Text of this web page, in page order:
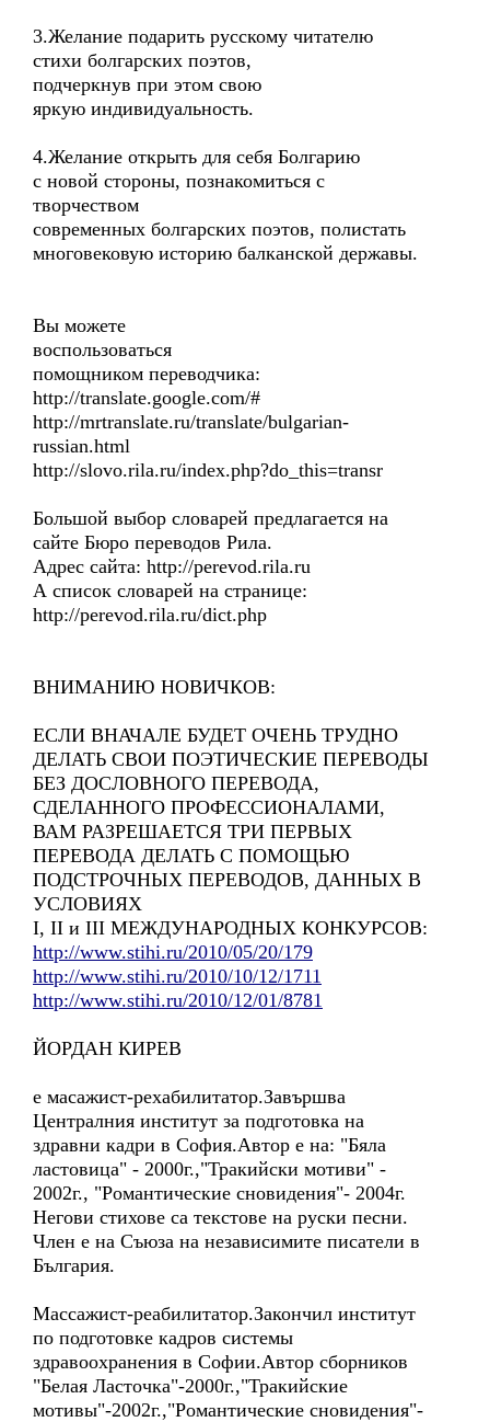
3.Желание подарить русскому читателю
стихи болгарских поэтов,
подчеркнув при этом свою
яркую индивидуальность.
4.Желание открыть для себя Болгарию
с новой стороны, познакомиться с
творчеством
современных болгарских поэтов, полистать
многовековую историю балканской державы.
Вы можете
воспользоваться
помощником переводчика:
http://translate.google.com/#
http://mrtranslate.ru/translate/bulgarian-
russian.html
http://slovo.rila.ru/index.php?do_this=transr
Большой выбор словарей предлагается на
сайте Бюро переводов Рила.
Адрес сайта: http://perevod.rila.ru
А список словарей на странице:
http://perevod.rila.ru/dict.php
ВНИМАНИЮ НОВИЧКОВ:
ЕСЛИ ВНАЧАЛЕ БУДЕТ ОЧЕНЬ ТРУДНО
ДЕЛАТЬ СВОИ ПОЭТИЧЕСКИЕ ПЕРЕВОДЫ
БЕЗ ДОСЛОВНОГО ПЕРЕВОДА,
СДЕЛАННОГО ПРОФЕССИОНАЛАМИ,
ВАМ РАЗРЕШАЕТСЯ ТРИ ПЕРВЫХ
ПЕРЕВОДА ДЕЛАТЬ С ПОМОЩЬЮ
ПОДСТРОЧНЫХ ПЕРЕВОДОВ, ДАННЫХ В
УСЛОВИЯХ
I, II и III МЕЖДУНАРОДНЫХ КОНКУРСОВ:
http://www.stihi.ru/2010/05/20/179
http://www.stihi.ru/2010/10/12/1711
http://www.stihi.ru/2010/12/01/8781
ЙОРДАН КИРЕВ
е масажист-рехабилитатор.Завършва
Централния институт за подготовка на
здравни кадри в София.Автор е на: "Бяла
ластовица" - 2000г.,"Тракийски мотиви" -
2002г., "Романтические сновидения"- 2004г.
Негови стихове са текстове на руски песни.
Член е на Съюза на независимите писатели в
България.
Массажист-реабилитатор.Закончил институт
по подготовке кадров системы
здравоохранения в Софии.Автор сборников
"Белая Ласточка"-2000г.,"Тракийские
мотивы"-2002г.,"Романтические сновидения"-